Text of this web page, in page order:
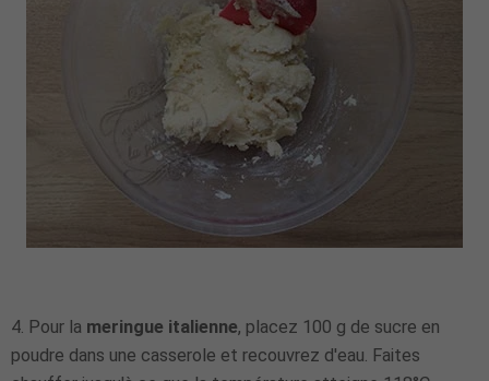
4. Pour la meringue italienne, placez 100 g de sucre en
poudre dans une casserole et recouvrez d'eau. Faites